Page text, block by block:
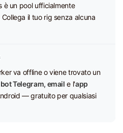
è un pool ufficialmente
il tuo rig senza alcuna
va offline o viene trovato un
bot Telegram, email e l'app
— gratuito per qualsiasi